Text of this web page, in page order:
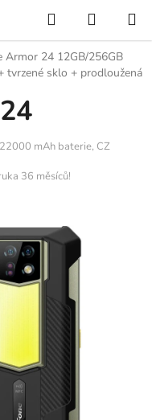
Hledat
KOŠÍK
Armor 24 12GB/256GB
tvrzené sklo + prodloužená
mAh baterie, CZ
36 měsíců!